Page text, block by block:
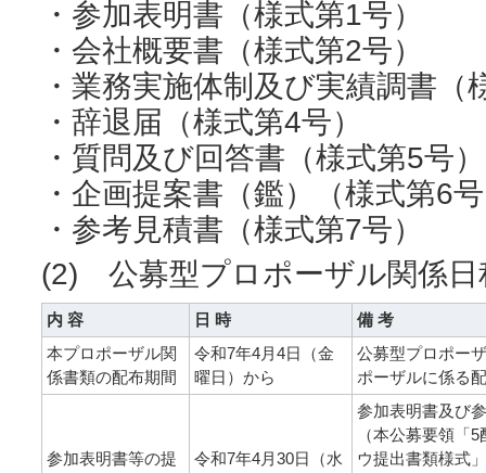
・参加表明書（様式第1号）
・会社概要書（様式第2号）
・業務実施体制及び実績調書（
・辞退届（様式第4号）
・質問及び回答書（様式第5号）
・企画提案書（鑑）（様式第6
・参考見積書（様式第7号）
(2) 公募型プロポーザル関係日
内 容 日 時
備 考
本プロポーザル関
係書類の配布期間
令和7年4月4日（金
曜日）から
公募型プロポー
ポーザルに係る
参加表明書等の提
令和7年4月30日（水
参加表明書及び
（本公募要領
ウ提出書類様式